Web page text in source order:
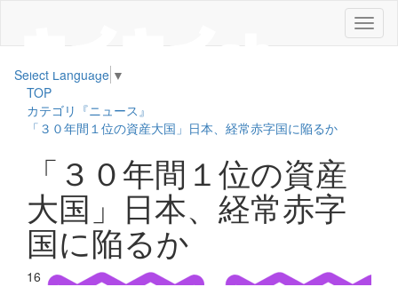
メ
ニ
Select Language ▼
TOP
カテゴリ『ニュース』
「３０年間１位の資産大国」日本、経常赤字国に陥るか
「３０年間１位の資産
大国」日本、経常赤字
国に陥るか
16